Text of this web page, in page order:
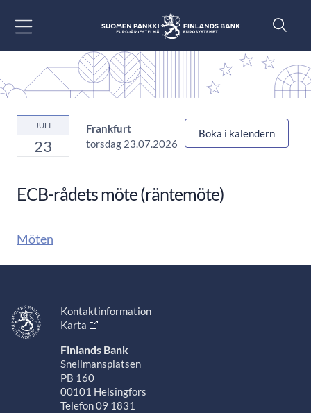
JULI
23
Frankfurt
torsdag 23.07.2026
Boka i kalendern
ECB-rådets möte (räntemöte)
Möten
Kontaktinformation
Karta
Finlands Bank
Snellmansplatsen
PB 160
00101 Helsingfors
Telefon 09 1831